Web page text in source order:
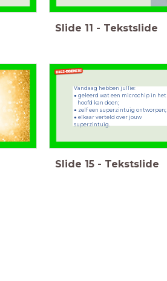
Slide 11 - Tekstslide
Vandaag hebben jullie:
● geleerd wat een microchip in het
hoofd kan doen;
● zelf een superzintuig ontworpen;
● elkaar verteld over jouw
superzintuig.
Slide 15 - Tekstslide